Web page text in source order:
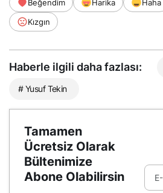
Beğendim Harika Haha
Kızgın
Haberle ilgili daha fazlası:
# Yusuf Tekin
Tamamen
Ücretsiz Olarak
Bültenimize
Abone Olabilirsin